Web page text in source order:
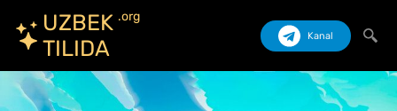
UZBEK
TILIDA
.org
Kanal
Izlash